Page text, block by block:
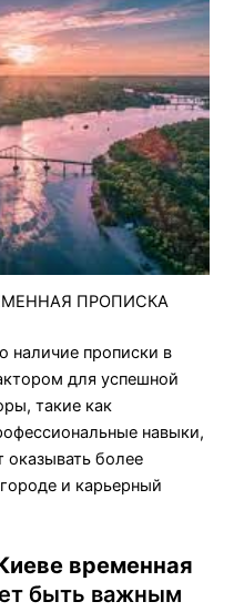
ПРОПИСКА
наличие прописки в
для успешной
такие как
навыки,
оказывать более
и карьерный
временная
быть важным